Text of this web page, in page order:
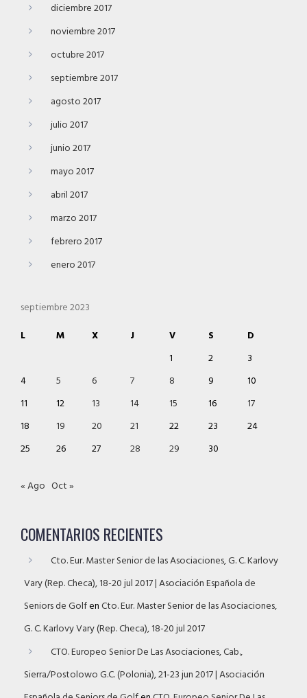
diciembre 2017
noviembre 2017
octubre 2017
septiembre 2017
agosto 2017
julio 2017
junio 2017
mayo 2017
abril 2017
marzo 2017
febrero 2017
enero 2017
septiembre 2023
L
M X J V S
D
1
2
3
4
5 6 7 8 9
10
11
12 13 14 15 16
17
18
19 20 21 22 23
24
25
26 27 28 29 30
« Ago Oct »
COMENTARIOS RECIENTES
Cto. Eur. Master Senior de las Asociaciones, G. C. Karlovy
Vary (Rep. Checa), 18-20 jul 2017 | Asociación Española de
Seniors de GolfenCto. Eur. Master Senior de las Asociaciones,
G. C. Karlovy Vary (Rep. Checa), 18-20 jul 2017
CTO. Europeo Senior De Las Asociaciones, Cab.,
Sierra/Postolowo G.C. (Polonia), 21-23 jun 2017 | Asociación